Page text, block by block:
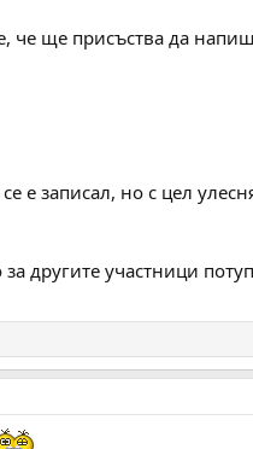
че ще присъства да
е записал, но с цел
другите участници